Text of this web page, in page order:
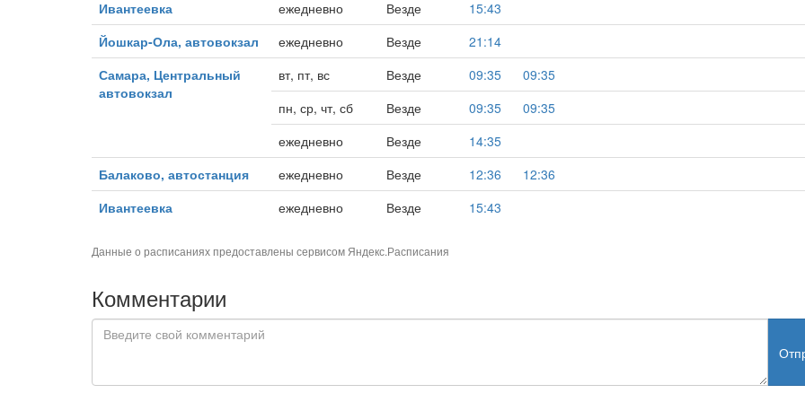
Ивантеевка
ежедневно Везде
15:43
Йошкар-Ола, автовокзал
ежедневно Везде
21:14
Самара, Центральный
автовокзал
вт, пт, вс Везде 09:35
09:35
пн, ср, чт, сб
Везде 09:35
09:35
ежедневно
Везде
14:35
Балаково, автостанция
ежедневно Везде 12:36
12:36
Ивантеевка
ежедневно Везде 15:43
Данные о расписаниях предоставлены сервисом Яндекс.Расписания
Комментарии